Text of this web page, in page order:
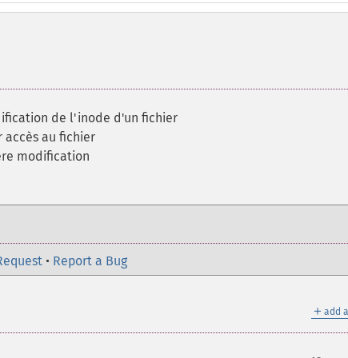
de l'inode d'un fichier
au fichier
modification
• Report a Bug
＋ add